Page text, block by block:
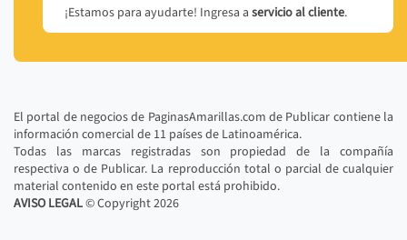
¡Estamos para ayudarte! Ingresa a servicio al cliente.
El portal de negocios de PaginasAmarillas.com de Publicar contiene la
información comercial de 11 países de Latinoamérica.
Todas las marcas registradas son propiedad de la compañía
respectiva o de Publicar. La reproducción total o parcial de cualquier
material contenido en este portal está prohibido.
AVISO LEGAL© Copyright2026